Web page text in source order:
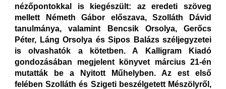
nézőpontokkal is kiegészült: az eredeti szöveg
mellett Németh Gábor előszava, Szolláth Dávid
tanulmánya, valamint Bencsik Orsolya, Gerőcs
Péter, Láng Orsolya és Sipos Balázs széljegyzetei
is olvashatók a kötetben. A Kalligram Kiadó
gondozásában megjelent könyvet március 21-én
mutatták be a Nyitott Műhelyben. Az est első
felében Szolláth és Szigeti beszélgetett Mészölyről,